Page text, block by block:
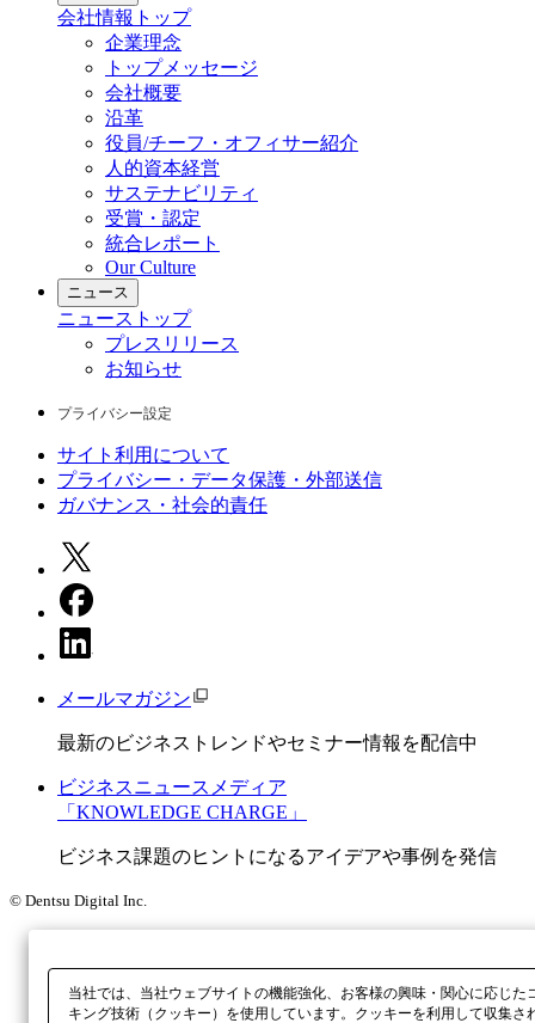
会社情報 トップ
企業理念
トップメッセージ
会社概要
沿革
役員/チーフ・オフィサー紹介
人的資本経営
サステナビリティ
受賞・認定
統合レポート
Our Culture
ニュース
ニュース トップ
プレスリリース
お知らせ
プライバシー設定
サイト利用について
プライバシー・データ保護・外部送信
ガバナンス・社会的責任
メールマガジン
最新のビジネストレンドやセミナー情報を配信中
ビジネスニュースメディア
「KNOWLEDGE CHARGE」
ビジネス課題のヒントになるアイデアや事例を発信
© Dentsu Digital Inc.
当社では、当社ウェブサイトの機能強化、お客様の興味・関心に応じ
キング技術（クッキー）を使用しています。クッキーを利用して収集